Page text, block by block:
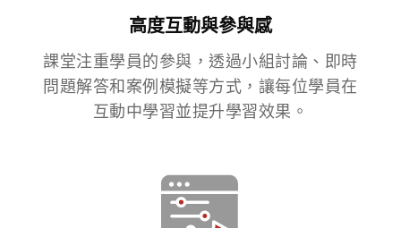
高度互動與參與感
課堂注重學員的參與，透過小組討論、即時
問題解答和案例模擬等方式，讓每位學員在
互動中學習並提升學習效果。